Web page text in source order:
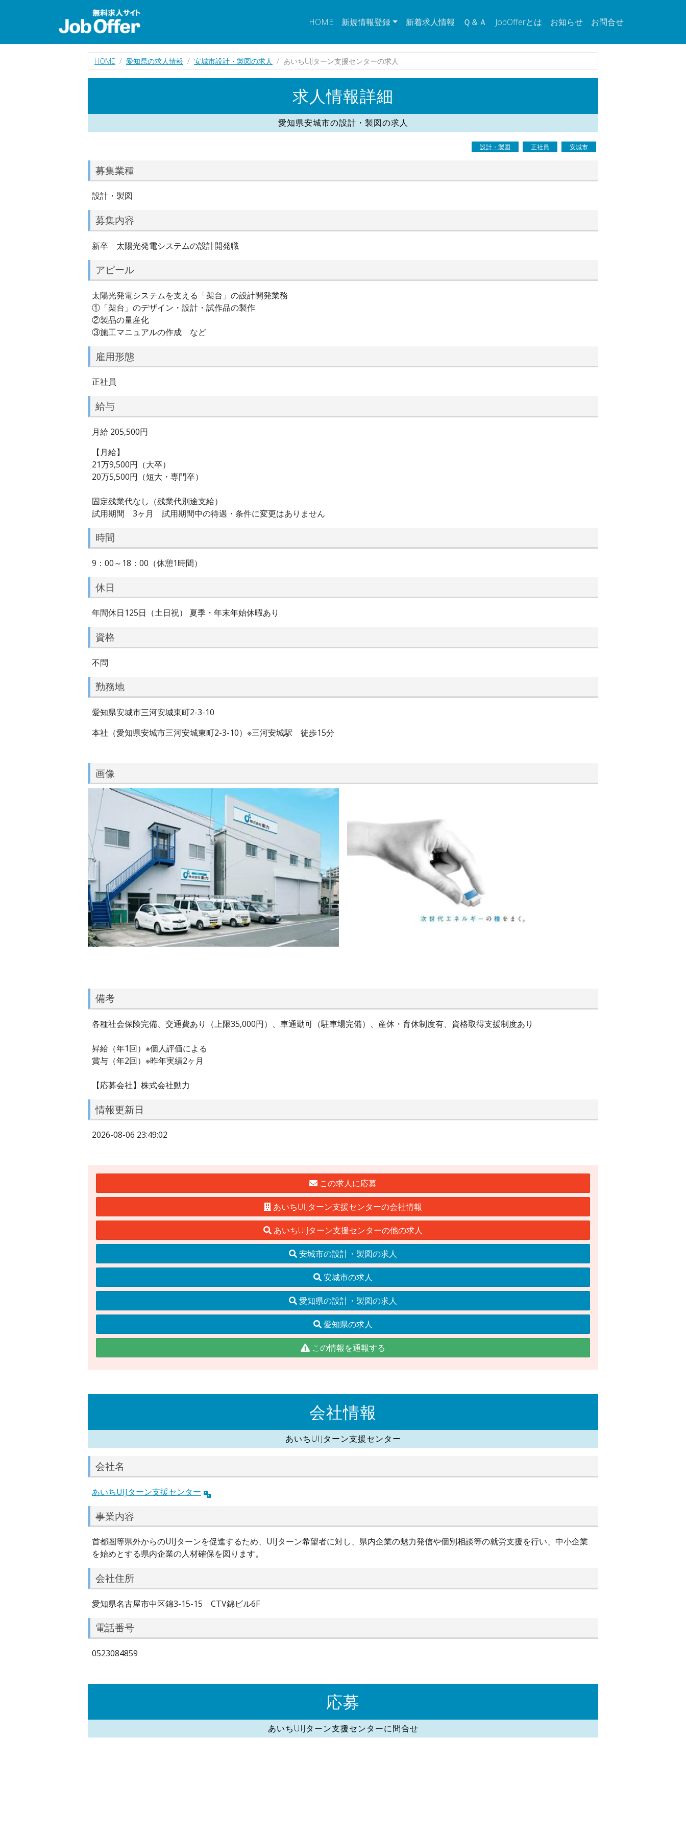
HOME 新規情報登録 新着求人情報 Ｑ＆Ａ JobOfferとは お知らせ お問合せ
HOME 愛知県の求人情報 安城市設計・製図の求人 あいちUIJターン支援センターの求人
求人情報詳細
愛知県安城市の設計・製図の求人
設計・製図 正社員 安城市
募集業種
設計・製図
募集内容
新卒 太陽光発電システムの設計開発職
アピール
太陽光発電システムを支える「架台」の設計開発業務
①「架台」のデザイン・設計・試作品の製作
②製品の量産化
③施工マニュアルの作成 など
雇用形態
正社員
給与
月給 205,500円
【月給】
21万9,500円（大卒）
20万5,500円（短大・専門卒）
固定残業代なし（残業代別途支給）
試用期間 3ヶ月 試用期間中の待遇・条件に変更はありません
時間
9：00～18：00（休憩1時間）
休日
年間休日125日（土日祝） 夏季・年末年始休暇あり
資格
不問
勤務地
愛知県安城市三河安城東町2-3-10
本社（愛知県安城市三河安城東町2-3-10）※三河安城駅 徒歩15分
画像
備考
各種社会保険完備、交通費あり（上限35,000円）、車通勤可（駐車場完備）、産休・育休制度有、資格取得支援制度あり
昇給（年1回）※個人評価による
賞与（年2回）※昨年実績2ヶ月
【応募会社】株式会社動力
情報更新日
2026-08-06 23:49:02
この求人に応募
あいちUIJターン支援センターの会社情報
あいちUIJターン支援センターの他の求人
安城市の設計・製図の求人
安城市の求人
愛知県の設計・製図の求人
愛知県の求人
この情報を通報する
会社情報
あいちUIJターン支援センター
会社名
あいちUIJターン支援センター
事業内容
首都圏等県外からのUIJターンを促進するため、UIJターン希望者に対し、県内企業の魅力発信や個別相談等の就労支援を行い、中小企業
を始めとする県内企業の人材確保を図ります。
会社住所
愛知県名古屋市中区錦3-15-15 CTV錦ビル6F
電話番号
0523084859
応募
あいちUIJターン支援センターに問合せ